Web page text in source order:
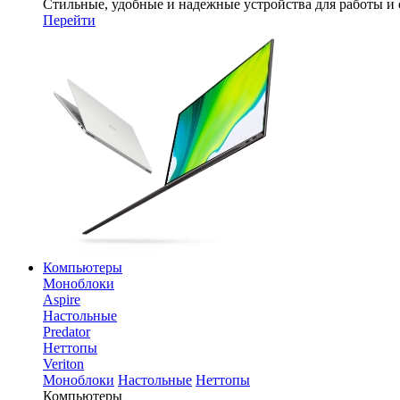
Стильные, удобные и надежные устройства для работы и
Перейти
Компьютеры
Моноблоки
Aspire
Настольные
Predator
Неттопы
Veriton
Моноблоки Настольные Неттопы
Компьютеры